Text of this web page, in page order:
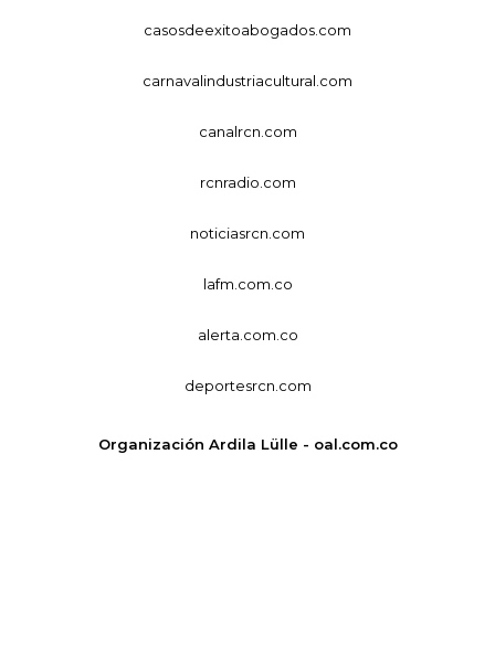
casosdeexitoabogados.com
carnavalindustriacultural.com
canalrcn.com
rcnradio.com
noticiasrcn.com
lafm.com.co
alerta.com.co
deportesrcn.com
Organización Ardila Lülle - oal.com.co